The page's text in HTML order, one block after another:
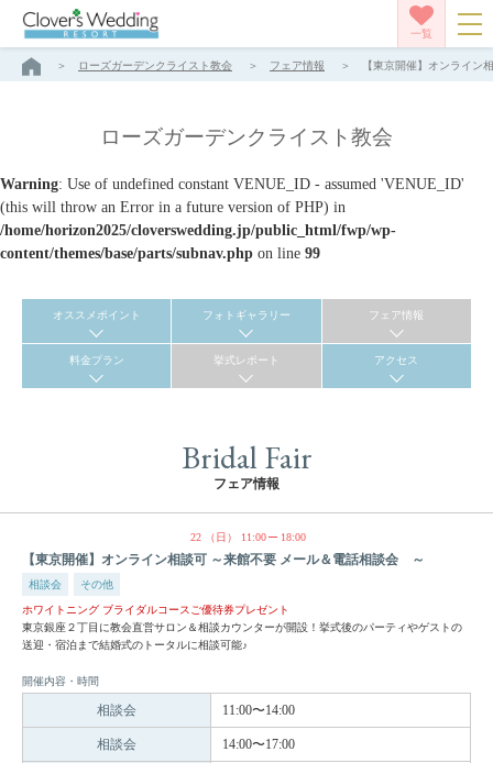
一覧
ローズガーデンクライスト教会 フェア情報 【東京開催】オンライ
ローズガーデンクライスト教会
Warning: Use of undefined constant VENUE_ID - assumed 'VENUE_ID'
(this will throw an Error in a future version of PHP) in
/home/horizon2025/cloverswedding.jp/public_html/fwp/wp-
content/themes/base/parts/subnav.php on line 99
オススメポイント フォトギャラリー フェア情報
料金プラン 挙式レポート アクセス
Bridal Fair
フェア情報
22 （日） 11:00 18:00
【東京開催】オンライン相談可 ～来館不要 メール＆電話相談会 ～
相談会 その他
ホワイトニング ブライダルコースご優待券プレゼント
東京銀座２丁目に教会直営サロン＆相談カウンターが開設！挙式後のパーティやゲストの
送迎・宿泊まで結婚式のトータルに相談可能♪
開催内容・時間
相談会 11:00〜14:00
相談会 14:00〜17:00